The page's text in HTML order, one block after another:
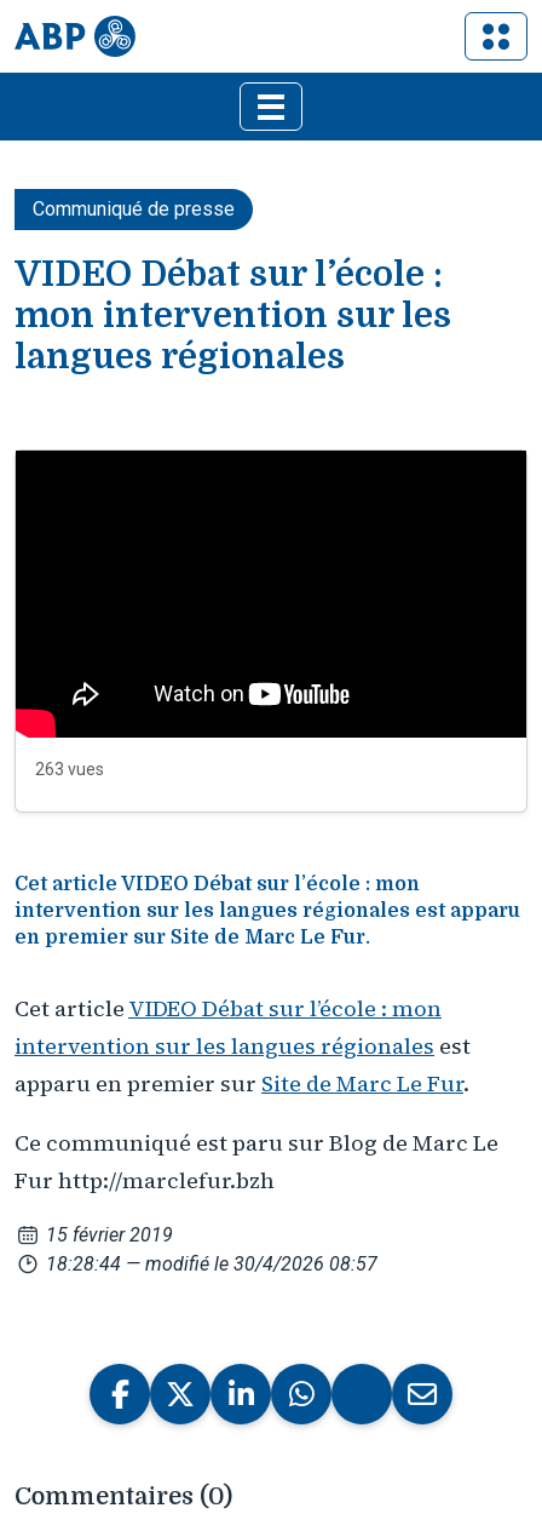
Communiqué de presse
VIDEO Débat sur l’école :
mon intervention sur les
langues régionales
263 vues
Cet article VIDEO Débat sur l’école : mon
intervention sur les langues régionales est apparu
en premier sur Site de Marc Le Fur.
Cet article VIDEO Débat sur l’école : mon
intervention sur les langues régionales est
apparu en premier sur Site de Marc Le Fur.
Ce communiqué est paru sur Blog de Marc Le
Fur http://marclefur.bzh
15 février 2019
18:28:44 — modifié le 30/4/2026 08:57
Commentaires (0)